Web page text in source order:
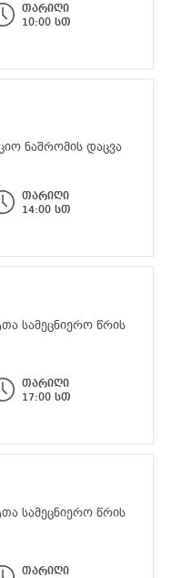
თარიღი
10:00 სთ
ნაშრომის დაცვა
თარიღი
14:00 სთ
სამეცნიერო წრის
თარიღი
17:00 სთ
სამეცნიერო წრის
თარიღი